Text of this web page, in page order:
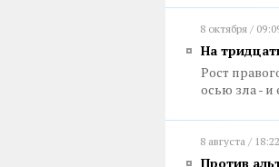
8 октября /
На
Рост
осью зла - и
8 августа / 18:22
Против